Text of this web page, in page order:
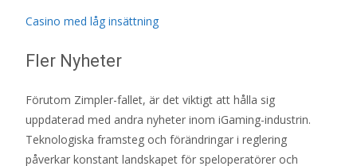
Casino med låg insättning
Fler Nyheter
Förutom Zimpler-fallet, är det viktigt att hålla sig
uppdaterad med andra nyheter inom iGaming-industrin.
Teknologiska framsteg och förändringar i reglering
påverkar konstant landskapet för speloperatörer och